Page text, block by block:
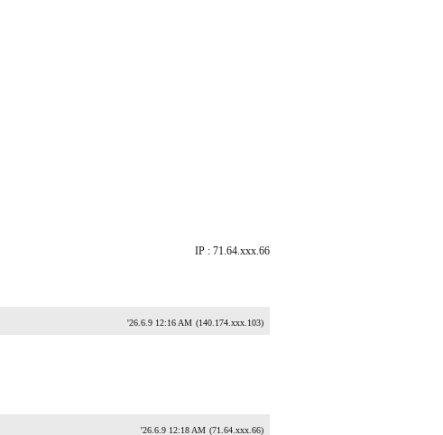
IP : 71.64.xxx.66
'26.6.9 12:16 AM (140.174.xxx.103)
'26.6.9 12:18 AM (71.64.xxx.66)